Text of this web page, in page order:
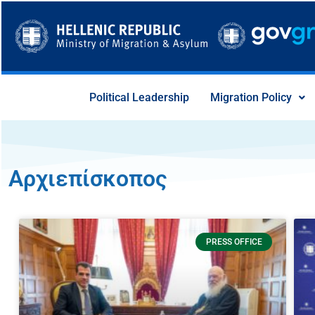
content
Political Leadership Migration Policy
Αρχιεπίσκοπος
PRESS OFFICE